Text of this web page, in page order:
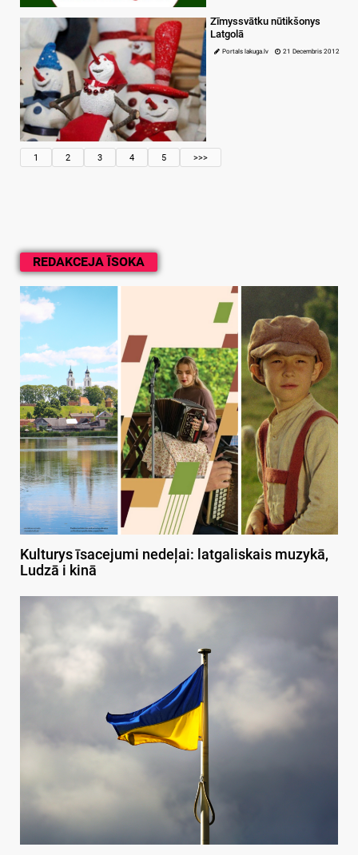
REDAKCEJA ĪSOKA
Kulturys īsacejumi nedeļai: latgaliskais muzykā,
Ludzā i kinā
Zīmyssvātku nūtikšonys
Latgolā
Portals lakuga.lv 21 Decembris 2012
1 2 3 4 5 >>>